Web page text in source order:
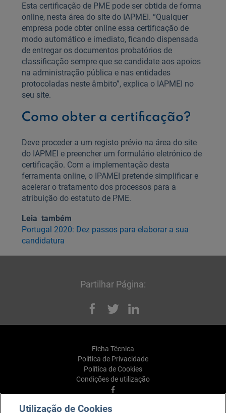
Esta certificação de PME pode ser obtida de forma
online, nesta área do site do IAPMEI. “Qualquer
empresa pode obter online essa certificação de
modo automático e imediato, ficando dispensada
de entregar os documentos probatórios de
classificação sempre que se candidate aos apoios
na administração pública e nas entidades
protocoladas neste âmbito”, explica o IAPMEI no
seu site.
Como obter a certificação?
Deve proceder a um registo prévio na área do site
do IAPMEI e preencher um formulário eletrónico de
certificação. Com a implementação desta
ferramenta online, o IPAMEI pretende simplificar e
acelerar o tratamento dos processos para a
atribuição do estatuto de PME.
Leia também
Portugal 2020: Dez passos para elaborar a sua
candidatura
Partilhar Página:
Facebook
Twitter
Ficha Técnica
Política de Privacidade
Política de Cookies
Condições de utilização
YouTube
Utilização de Cookies